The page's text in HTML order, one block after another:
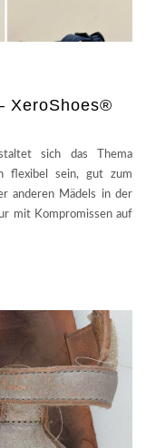
XeroShoes®
sich das Thema
flexibel sein, gut zum
anderen Mädels in der
mit Kompromissen auf